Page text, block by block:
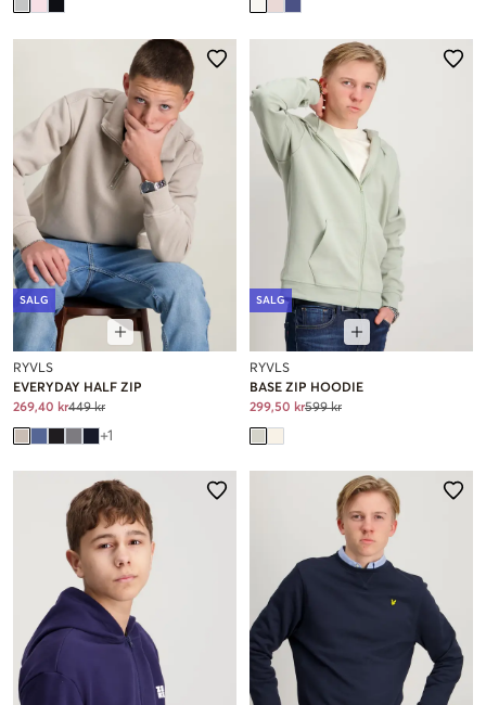
SALG
RYVLS
EVERYDAY HALF ZIP
269,40 kr449 kr
+1
SALG
RYVLS
BASE ZIP HOODIE
299,50 kr599 kr